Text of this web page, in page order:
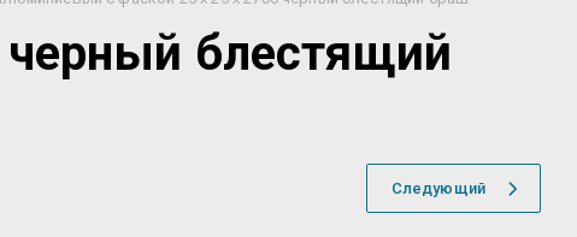
блестящий
Следующий